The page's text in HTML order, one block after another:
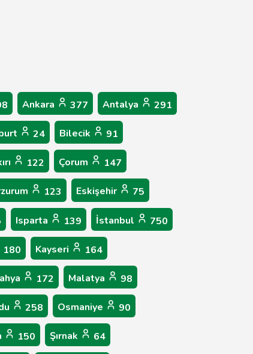
Ankara 377 Antalya 291
24 Bilecik 91
122 Çorum 147
123 Eskişehir 75
Isparta 139 İstanbul 750
180 Kayseri 164
172 Malatya 98
258 Osmaniye 90
150 Şırnak 64